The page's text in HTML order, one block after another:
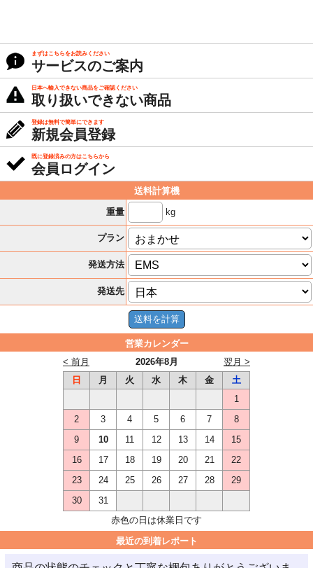
まずはこちらをお読みください
サービスのご案内
日本へ輸入できない商品をご確認ください
取り扱いできない商品
登録は無料で簡単にできます
新規会員登録
既に登録済みの方はこちらから
会員ログイン
送料計算機
重量
kg
プラン
発送方法
発送先
営業カレンダー
2026年8月
< 前月
翌月 >
日
月 火 水 木 金
土
1
2
3 4 5 6 7
8
9
10 11 12 13 14
15
16
17 18 19 20 21
22
23
24 25 26 27 28
29
30
31
赤色の日は休業日です
最近の到着レポート